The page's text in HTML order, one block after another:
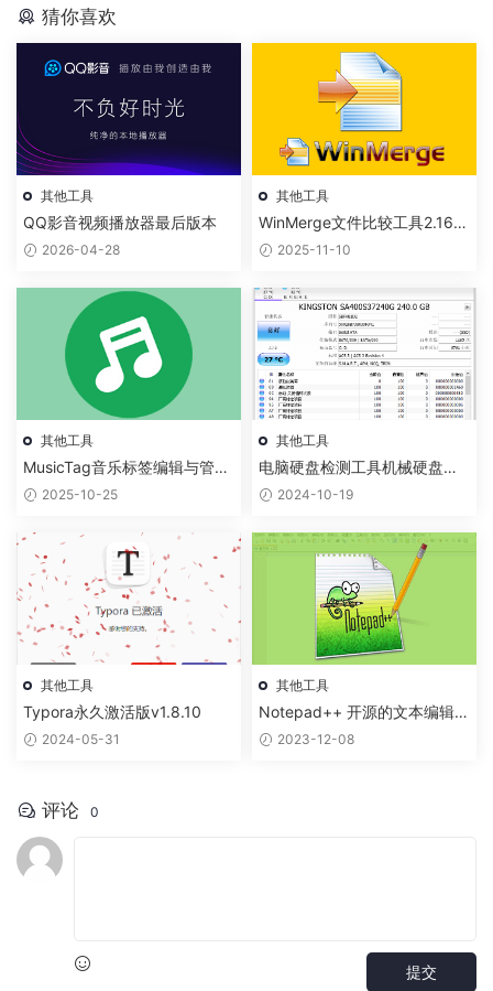
猜你喜欢
其他工具
QQ影音视频播放器最后版本
2026-04-28
其他工具
WinMerge文件比较工具2.16.5
0绿色精简中文版免安装
2025-11-10
其他工具
MusicTag音乐标签编辑与管理
软件绿色免安装版
2025-10-25
其他工具
电脑硬盘检测工具机械硬盘和
固态硬盘
2024-10-19
其他工具
Typora永久激活版v1.8.10
2024-05-31
其他工具
Notepad++ 开源的文本编辑器
安装包
2023-12-08
评论 0
提交